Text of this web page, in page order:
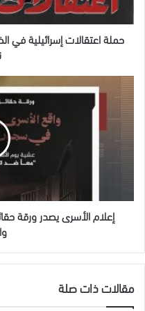
مواطنًا
بينهم
فتاة
إعلام
الأسرى
يصدر
ورقة
ضد
الإعدام
والإبادة"
إعلام الأسرى يصدر ورقة
مقالات ذات صلة